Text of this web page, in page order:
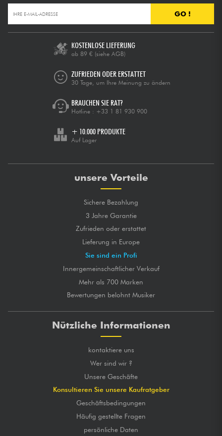
GO !
KOSTENLOSE LIEFERUNG
ab 89 € (siehe AGB)
ZUFRIEDEN ODER ERSTATTET
30 Tage, um Ihre Meinung zu ändern
BRAUCHEN SIE RAT?
Hotline : +33 1 81 930 900
+ 10.000 PRODUKTE
Auf Lager
unsere Vorteile
Sichere Bezahlung
3 Jahre Garantie
Zufrieden oder erstattet
Lieferung in Europe
Sie sind ein Profi
Innergemeinschaftlicher Verkauf
Mehr als 700 Marken
Bewertungen belohnt Musiker
Nützliche Informationen
kontaktiere uns
Wer sind wir ?
Unsere Geschäfte
Konsultieren Sie unsere Kaufratgeber
Geschäftsbedingungen
Häufig gestellte Fragen
persönliche Daten